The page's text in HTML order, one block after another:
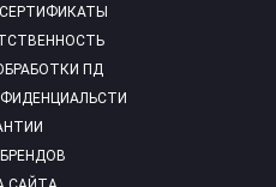
ПД